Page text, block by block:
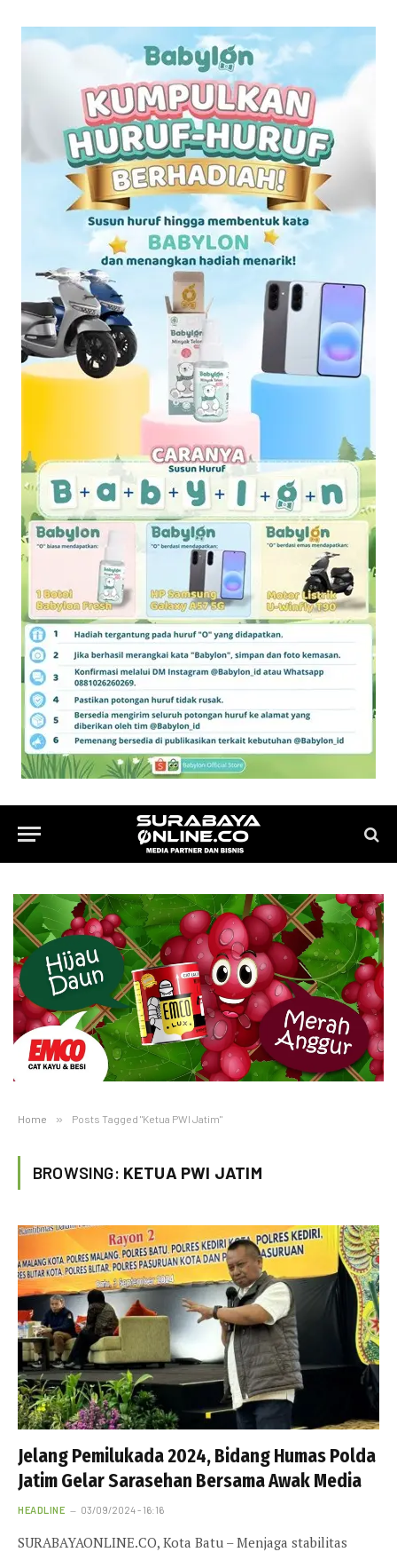
Home » Posts Tagged "Ketua PWI Jatim"
BROWSING: KETUA PWI JATIM
Jelang Pemilukada 2024, Bidang Humas Polda
Jatim Gelar Sarasehan Bersama Awak Media
HEADLINE 03/09/2024 - 16:16
SURABAYAONLINE.CO, Kota Batu – Menjaga stabilitas